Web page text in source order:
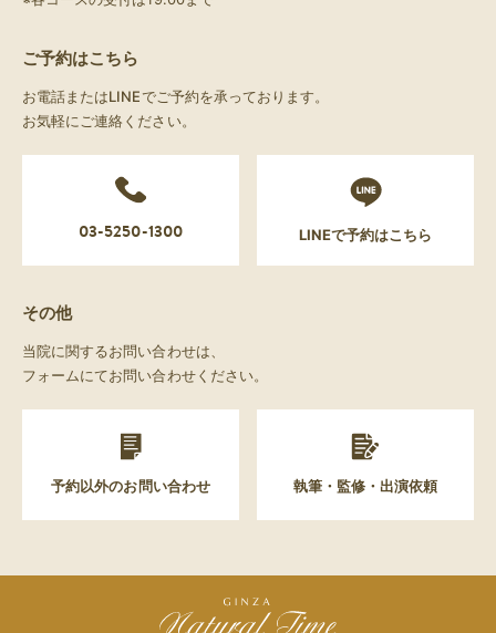
ご予約はこちら
お電話またはLINEでご予約を承っております。
お気軽にご連絡ください。
03-5250-1300 LINEで予約はこちら
その他
当院に関するお問い合わせは、
フォームにてお問い合わせください。
予約以外のお問い合わせ 執筆・監修・出演依頼